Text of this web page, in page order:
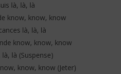
là, là, là
know, know, know
là, là, là
know, know, know
là, là (Suspense)
know, know (Jeter)